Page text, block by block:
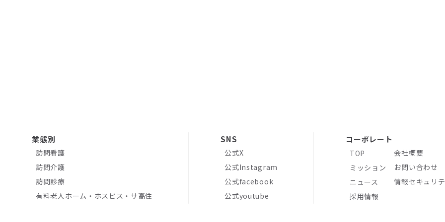
業態別
訪問看護
訪問介護
訪問診療
有料老人ホーム・ホスピス・サ高住
SNS
公式X
公式Instagram
公式facebook
公式youtube
コーポレート
TOP
ミッション
ニュース
採用情報
会社概要
お問い合わせ
情報セキュリ